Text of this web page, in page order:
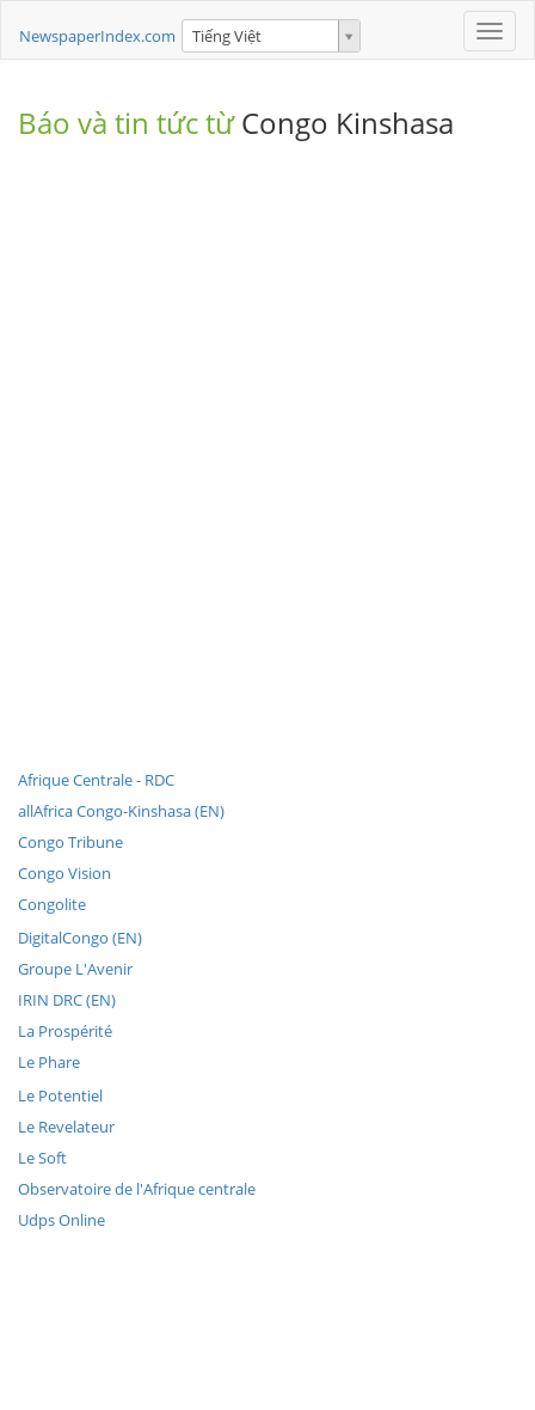
Toggle
NewspaperIndex.com Tiếng Việt
Báo và tin tức từCongo Kinshasa
Afrique Centrale - RDC
allAfrica Congo-Kinshasa (EN)
Congo Tribune
Congo Vision
Congolite
DigitalCongo (EN)
Groupe L'Avenir
IRIN DRC (EN)
La Prospérité
Le Phare
Le Potentiel
Le Revelateur
Le Soft
Observatoire de l'Afrique centrale
Udps Online